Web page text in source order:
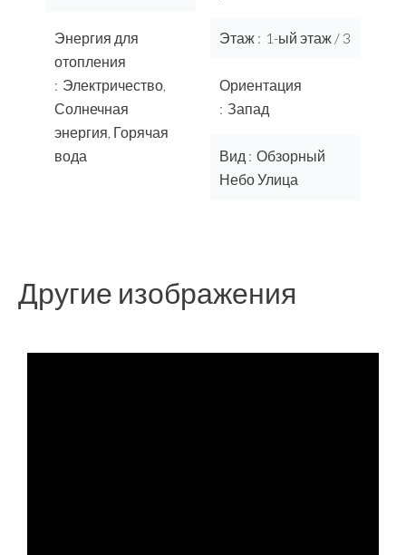
Энергия для
отопления
Электричество,
Солнечная
энергия, Горячая
вода
Этаж 1-ый этаж / 3
Ориентация
Запад
Вид
Обзорный
Небо Улица
Другие изображения